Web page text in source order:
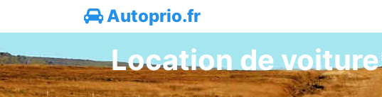
Autoprio.fr
Location de